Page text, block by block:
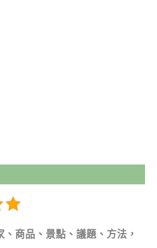
、商品、景點、議題、方法，